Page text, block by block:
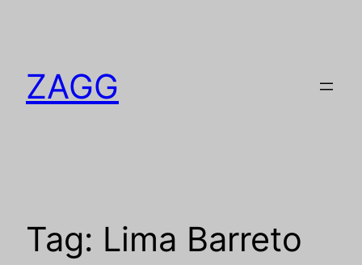
conteúdo
ZAGG
Tag: Lima Barreto